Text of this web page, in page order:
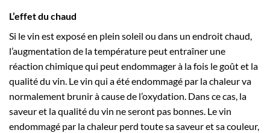
L’effet du chaud
Si le vin est exposé en plein soleil ou dans un endroit chaud,
l’augmentation de la température peut entraîner une
réaction chimique qui peut endommager à la fois le goût et la
qualité du vin. Le vin qui a été endommagé par la chaleur va
normalement brunir à cause de l’oxydation. Dans ce cas, la
saveur et la qualité du vin ne seront pas bonnes. Le vin
endommagé par la chaleur perd toute sa saveur et sa couleur,